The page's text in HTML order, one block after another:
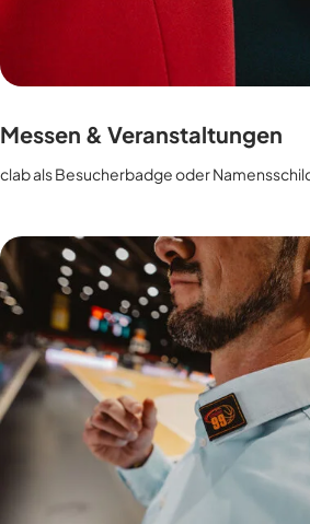
Messen & Veranstaltungen
clab als Besucherbadge oder